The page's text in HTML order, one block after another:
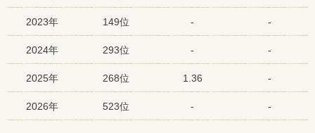
2023年 149位 - -
2024年 293位 - -
2025年 268位 1.36 -
2026年 523位 - -